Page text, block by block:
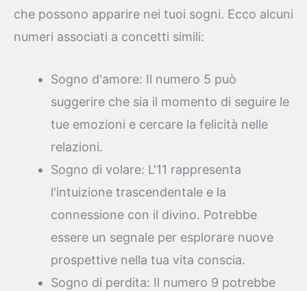
che possono apparire nei tuoi sogni. Ecco alcuni
numeri associati a concetti simili:
Sogno d'amore: Il numero 5 può
suggerire che sia il momento di seguire le
tue emozioni e cercare la felicità nelle
relazioni.
Sogno di volare: L'11 rappresenta
l'intuizione trascendentale e la
connessione con il divino. Potrebbe
essere un segnale per esplorare nuove
prospettive nella tua vita conscia.
Sogno di perdita: Il numero 9 potrebbe